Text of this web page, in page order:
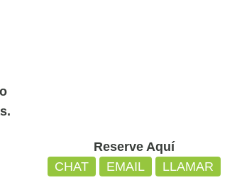
Reserve Aquí
CHAT
EMAIL LLAMAR